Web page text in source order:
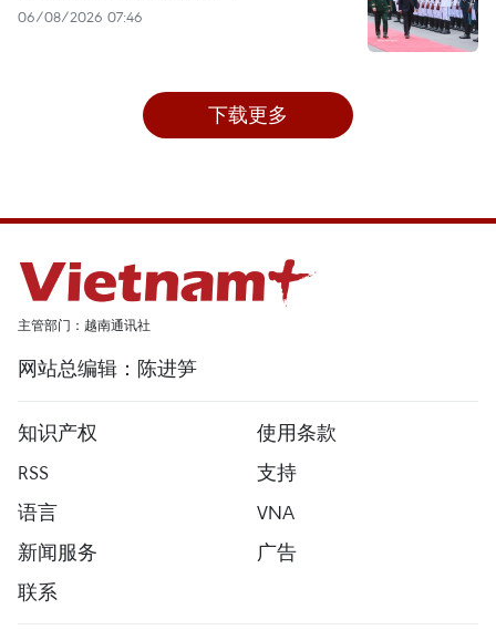
06/08/2026 07:46
下载更多
主管部门：越南通讯社
网站总编辑：陈进笋
知识产权
使用条款
RSS
支持
语言
VNA
新闻服务
广告
联系